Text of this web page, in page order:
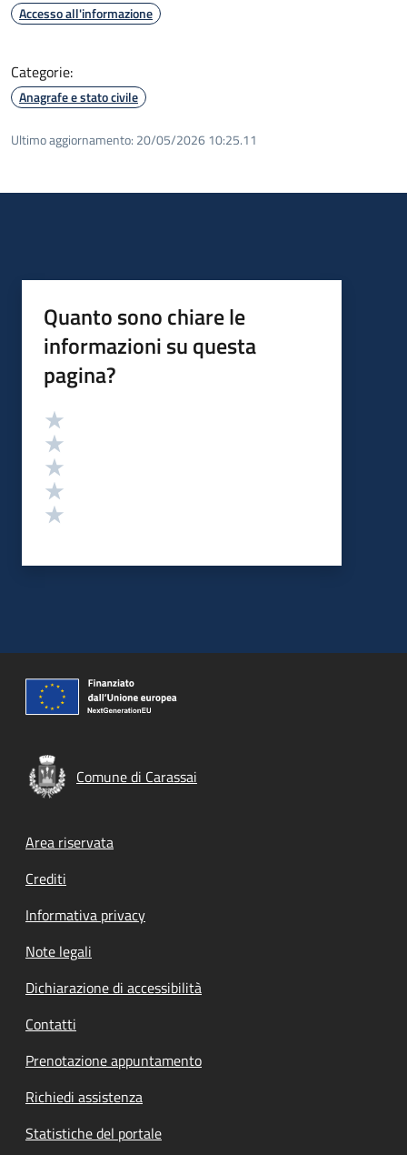
Accesso all'informazione
Categorie:
Anagrafe e stato civile
Ultimo aggiornamento: 20/05/2026 10:25.11
Quanto sono chiare le
informazioni su questa
pagina?
Valutazione
Comune di Carassai
Footer menu
Area riservata
Crediti
Informativa privacy
Note legali
Dichiarazione di accessibilità
Contatti
Prenotazione appuntamento
Richiedi assistenza
Statistiche del portale